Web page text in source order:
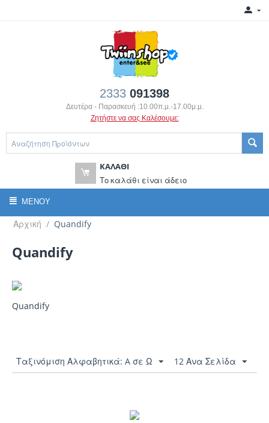
2333 091398
Δευτέρα - Παρασκευή :10.00π.μ.-17.00μ.μ.
Ζητήστε να σας Καλέσουμε:
ΚΑΛΆΘΙ
Το καλάθι είναι άδειο
ΜΕΝΟΎ
Αρχική / Quandify
Quandify
Quandify
Ταξινόμιση Αλφαβητικά: A σε Ω 12 Ανα Σελίδα